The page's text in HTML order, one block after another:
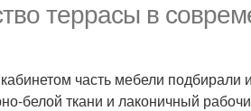
террасы в
часть мебели подбирали
белой ткани и лаконичный